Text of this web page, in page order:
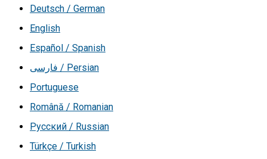
Deutsch / German
English
Español / Spanish
فارسی / Persian
Portuguese
Română / Romanian
Русский / Russian
Türkçe / Turkish